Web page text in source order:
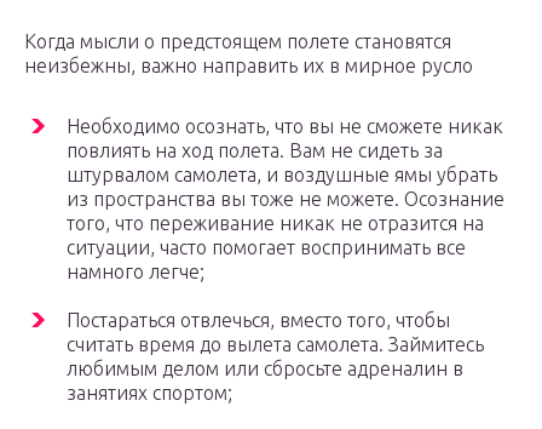
Когда мысли о предстоящем полете становятся
неизбежны, важно направить их в мирное русло
Необходимо осознать, что вы не сможете никак
повлиять на ход полета. Вам не сидеть за
штурвалом самолета, и воздушные ямы убрать
из пространства вы тоже не можете. Осознание
того, что переживание никак не отразится на
ситуации, часто помогает воспринимать все
намного легче;
Постараться отвлечься, вместо того, чтобы
считать время до вылета самолета. Займитесь
любимым делом или сбросьте адреналин в
занятиях спортом;